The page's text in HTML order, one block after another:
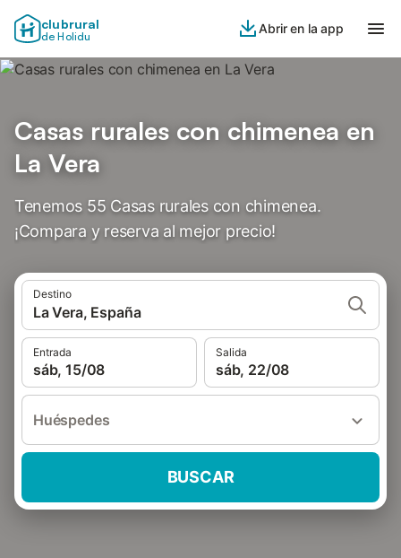
clubrural
de Holidu
Abrir en la app
Casas rurales con chimenea en
La Vera
Tenemos 55 Casas rurales con chimenea.
¡Compara y reserva al mejor precio!
Destino
La Vera, España
Entrada
sáb, 15/08
Salida
sáb, 22/08
Huéspedes
BUSCAR